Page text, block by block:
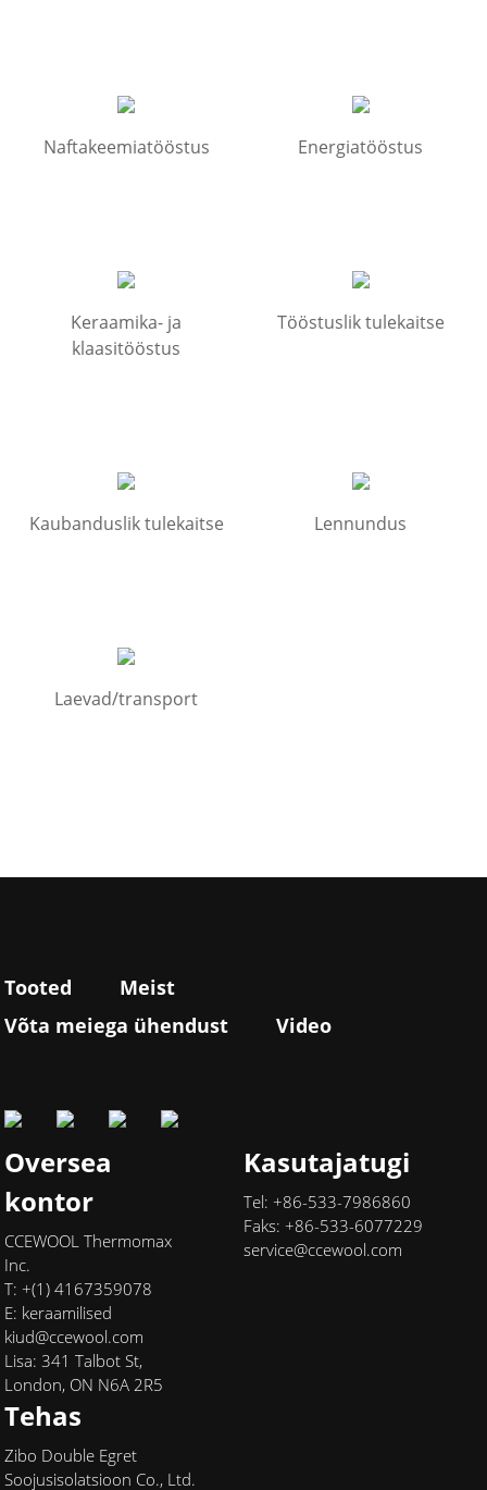
Naftakeemiatööstus Energiatööstus
Keraamika- ja
klaasitööstus
Tööstuslik tulekaitse
Kaubanduslik tulekaitse Lennundus
Laevad/transport
Tooted
Meist
Võta meiega ühendust
Video
Oversea
kontor
CCEWOOL Thermomax
Inc.
T: +(1) 4167359078
E: keraamilised
kiud@ccewool.com
Lisa: 341 Talbot St,
London, ON N6A 2R5
Kasutajatugi
Tel: +86-533-7986860
Faks: +86-533-6077229
service@ccewool.com
Tehas
Zibo Double Egret
Soojusisolatsioon Co., Ltd.